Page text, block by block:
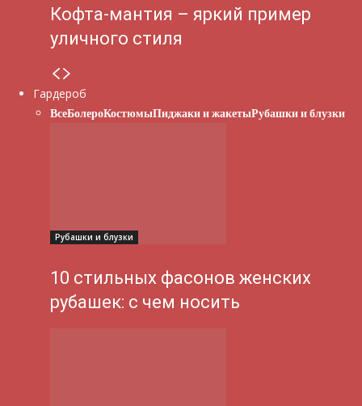
Кофта-мантия – яркий пример
уличного стиля
Гардероб
ВсеБолероКостюмыПиджаки и жакетыРубашки и блузки
Рубашки и блузки
10 стильных фасонов женских
рубашек: с чем носить